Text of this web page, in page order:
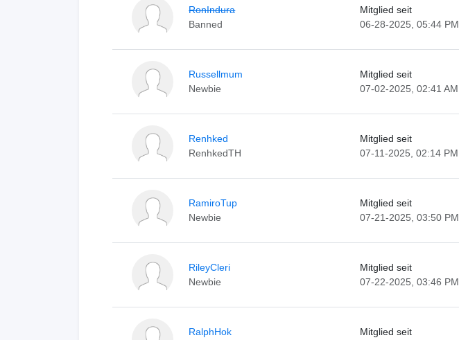
RonIndura
Banned
Mitglied seit
06-28-2025, 05:44 PM
Russellmum
Newbie
Mitglied seit
07-02-2025, 02:41 AM
Renhked
RenhkedTH
Mitglied seit
07-11-2025, 02:14 PM
RamiroTup
Newbie
Mitglied seit
07-21-2025, 03:50 PM
RileyCleri
Newbie
Mitglied seit
07-22-2025, 03:46 PM
RalphHok
Mitglied seit